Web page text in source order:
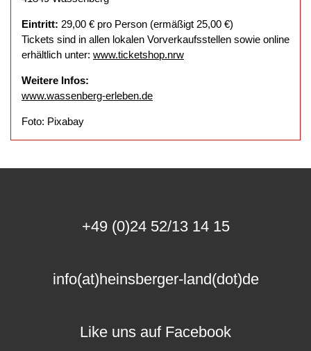
Eintritt: 29,00 € pro Person (ermäßigt 25,00 €)
Tickets sind in allen lokalen Vorverkaufsstellen sowie online
erhältlich unter: www.ticketshop.nrw
Weitere Infos:
www.wassenberg-erleben.de
Foto: Pixabay
+49 (0)24 52/13 14 15
info(at)heinsberger-land(dot)de
Like uns auf Facebook